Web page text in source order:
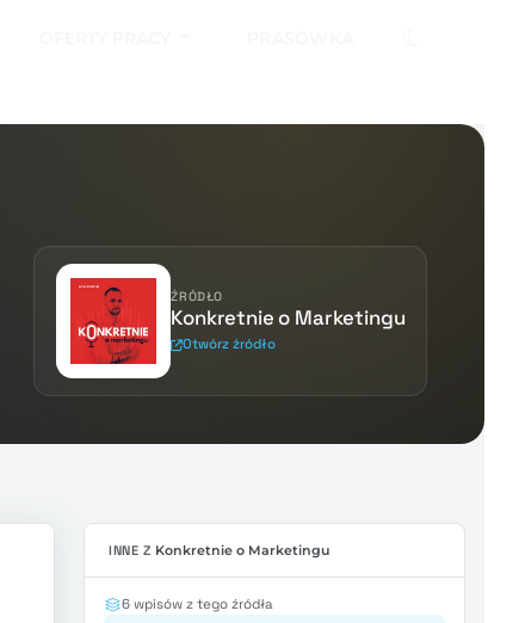
ŹRÓDŁO
Konkretnie o Marketingu
Otwórz źródło
INNE Z Konkretnie o Marketingu
6 wpisów z tego źródła